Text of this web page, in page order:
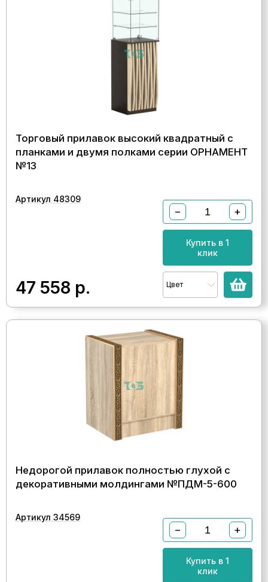
Торговый прилавок высокий квадратный с
планками и двумя полками серии ОРНАМЕНТ
№13
Артикул 48309
47 558 р.
− +
Купить в 1
клик
Цвет
Недорогой прилавок полностью глухой с
декоративными молдингами №ПДМ-5-600
Артикул 34569
− +
Купить в 1
клик